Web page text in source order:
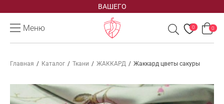
ВАШЕГО
Меню 0 0
Главная / Каталог / Ткани / ЖАККАРД / Жаккард цветы сакуры